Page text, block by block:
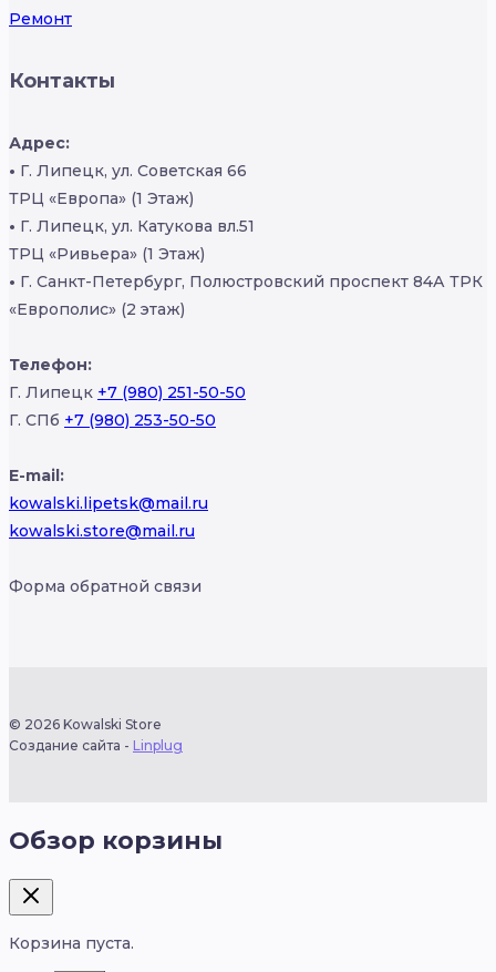
Ремонт
Контакты
Адрес:
• Г. Липецк, ул. Советская 66
ТРЦ «Европа» (1 Этаж)
• Г. Липецк, ул. Катукова вл.51
ТРЦ «Ривьера» (1 Этаж)
• Г. Санкт-Петербург, Полюстровский проспект 84А ТРК
«Европолис» (2 этаж)
Телефон:
Г. Липецк +7 (980) 251-50-50
Г. СПб +7 (980) 253-50-50
E-mail:
kowalski.lipetsk@mail.ru
kowalski.store@mail.ru
Форма обратной связи
© 2026 Kowalski Store
Создание сайта - Linplug
Обзор корзины
Корзина пуста.